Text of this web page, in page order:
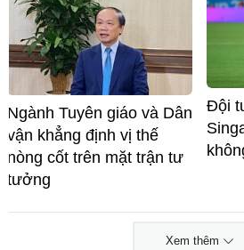
Ngành Tuyên giáo và Dân
vận khẳng định vị thế
nòng cốt trên mặt trận tư
tưởng
Đội
Xem thêm